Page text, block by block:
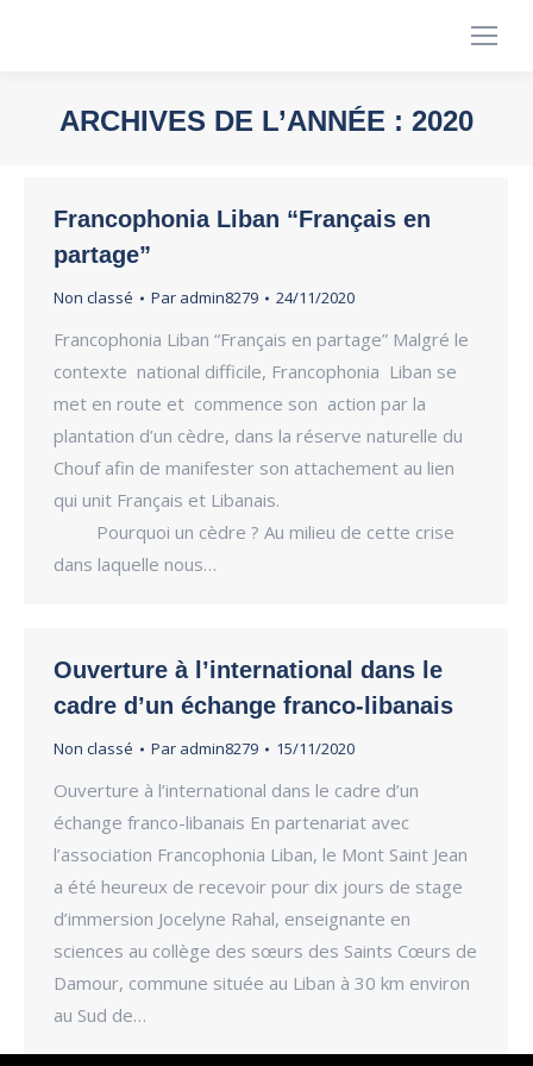
ARCHIVES DE L’ANNÉE : 2020
Francophonia Liban “Français en
partage”
Non classé Par admin8279 24/11/2020
Francophonia Liban “Français en partage” Malgré le
contexte national difficile, Francophonia Liban se
met en route et commence son action par la
plantation d’un cèdre, dans la réserve naturelle du
Chouf afin de manifester son attachement au lien
qui unit Français et Libanais.
Pourquoi un cèdre ? Au milieu de cette crise
dans laquelle nous…
Ouverture à l’international dans le
cadre d’un échange franco-libanais
Non classé Par admin8279 15/11/2020
Ouverture à l’international dans le cadre d’un
échange franco-libanais En partenariat avec
l’association Francophonia Liban, le Mont Saint Jean
a été heureux de recevoir pour dix jours de stage
d’immersion Jocelyne Rahal, enseignante en
sciences au collège des sœurs des Saints Cœurs de
Damour, commune située au Liban à 30 km environ
au Sud de…